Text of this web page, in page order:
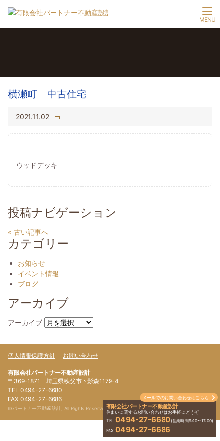
メールでのお問い合わせはこちら
有限会社パートナー不動産設計
住まいに関するお問い合わせはお手軽にどうぞ
TEL 0494-27-6680(営業時間9:00〜17:00)
FAX 0494-27-6686
横瀬町 中古住宅
2021.11.02
ウッドデッキ
投稿ナビゲーション
« 古い記事へ
カテゴリー
お知らせ
イベント情報
ブログ
アーカイブ
アーカイブ
個人情報保護方針 お問い合わせ
有限会社パートナー不動産設計
〒369-1871 埼玉県秩父市下影森1179-4
TEL 0494-27-6680
FAX 0494-27-6686
©パートナー不動産設計, All Rights Reserved.